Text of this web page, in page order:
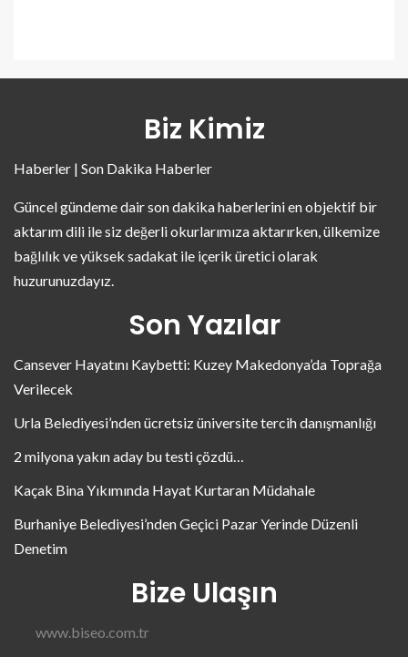
Biz Kimiz
Haberler | Son Dakika Haberler
Güncel gündeme dair son dakika haberlerini en objektif bir
aktarım dili ile siz değerli okurlarımıza aktarırken, ülkemize
bağlılık ve yüksek sadakat ile içerik üretici olarak
huzurunuzdayız.
Son Yazılar
Cansever Hayatını Kaybetti: Kuzey Makedonya’da Toprağa
Verilecek
Urla Belediyesi’nden ücretsiz üniversite tercih danışmanlığı
2 milyona yakın aday bu testi çözdü…
Kaçak Bina Yıkımında Hayat Kurtaran Müdahale
Burhaniye Belediyesi’nden Geçici Pazar Yerinde Düzenli
Denetim
Bize Ulaşın
www.biseo.com.tr